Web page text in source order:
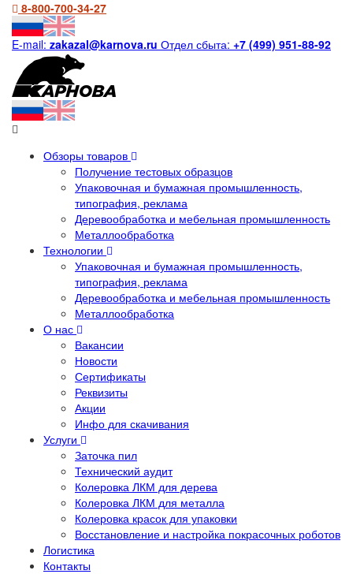
8-800-700-34-27
E-mail: zakazal@karnova.ru Отдел сбыта: +7 (499) 951-88-92
Обзоры товаров
Получение тестовых образцов
Упаковочная и бумажная промышленность,
типография, реклама
Деревообработка и мебельная промышленность
Металлообработка
Технологии
Упаковочная и бумажная промышленность,
типография, реклама
Деревообработка и мебельная промышленность
Металлообработка
О нас
Вакансии
Новости
Сертификаты
Реквизиты
Акции
Инфо для скачивания
Услуги
Заточка пил
Технический аудит
Колеровка ЛКМ для дерева
Колеровка ЛКМ для металла
Колеровка красок для упаковки
Восстановление и настройка покрасочных роботов
Логистика
Контакты